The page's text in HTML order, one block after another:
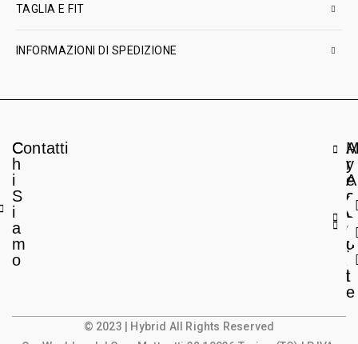
TAGLIA E FIT
INFORMAZIONI DI SPEDIZIONE
C
h
i
S
i
a
m
o
Contatti
A
r
e
a
L
e
g
l
e
y
A
c
c
o
u
t
© 2023 | Hybrid All Rights Reserved